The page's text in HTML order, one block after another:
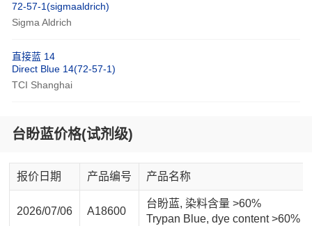
72-57-1(sigmaaldrich)
Sigma Aldrich
直接蓝 14
Direct Blue 14(72-57-1)
TCI Shanghai
台盼蓝价格(试剂级)
报价日期 产品编号 产品名称
2026/07/06 A18600
台盼蓝, 染料含量 >60%
Trypan Blue, dye content >60%